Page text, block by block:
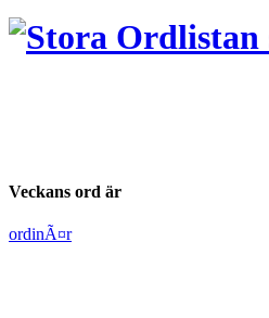
Veckans ord är
ordinÃ¤r